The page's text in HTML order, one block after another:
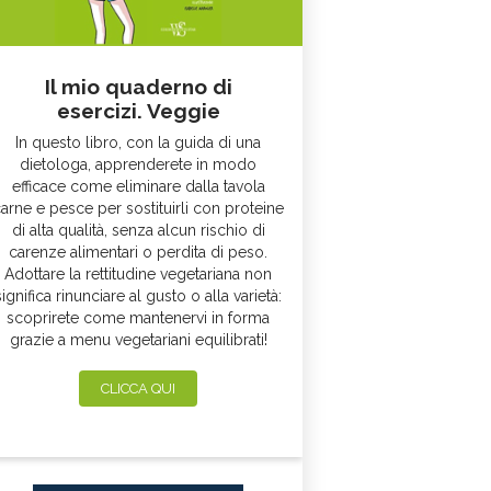
Il mio quaderno di
esercizi. Veggie
In questo libro, con la guida di una
dietologa, apprenderete in modo
efficace come eliminare dalla tavola
e pesce per sostituirli con proteine
di alta qualità, senza alcun rischio di
carenze alimentari o perdita di peso.
Adottare la rettitudine vegetariana non
rinunciare al gusto o alla varietà:
scoprirete come mantenervi in forma
grazie a menu vegetariani equilibrati!
CLICCA QUI